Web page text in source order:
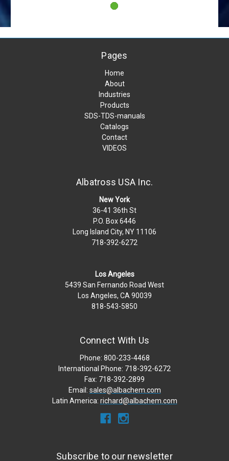
Pages
Home
About
Industries
Products
SDS-TDS-manuals
Catalogs
Contact
VIDEOS
Albatross USA Inc.
New York
36-41 36th St
P.O. Box 6446
Long Island City, NY 11106
718-392-6272
Los Angeles
5439 San Fernando Road West
Los Angeles, CA 90039
818-543-5850
Connect With Us
Phone: 800-233-4468
International Phone: 718-392-6272
Fax: 718-392-2899
Email: sales@albachem.com
Latin America: richard@albachem.com
Subscribe to our newsletter